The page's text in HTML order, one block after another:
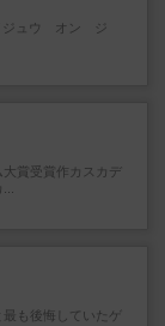
イジュウ オン ジ
賞受賞作カスカデ
...
も後悔していたゲ